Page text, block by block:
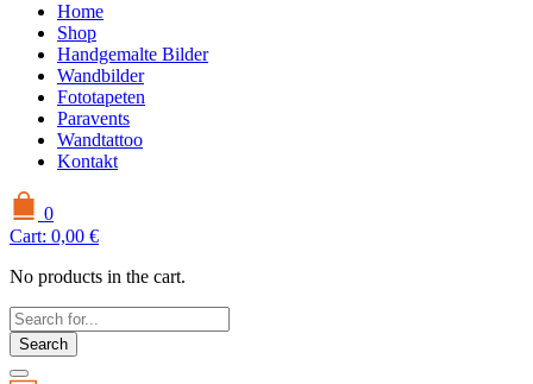
Home
Shop
Handgemalte Bilder
Wandbilder
Fototapeten
Paravents
Wandtattoo
Kontakt
0
Cart: 0,00 €
No products in the cart.
Search